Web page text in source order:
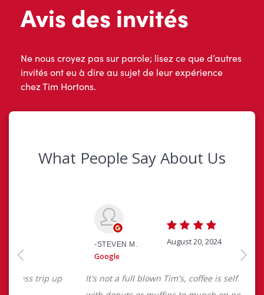
Avis des invités
Ne nous croyez pas sur parole; lisez ce que d’autres
invités ont eu à dire au sujet de leur expérience
chez Tim Hortons.